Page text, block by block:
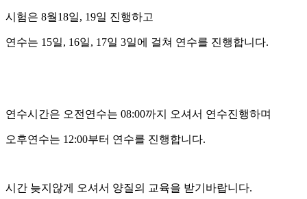
시험은 8월18일, 19일 진행하고
연수는 15일, 16일, 17일 3일에 걸쳐 연수를 진행합니다.
연수시간은 오전연수는 08:00까지 오셔서 연수진행하며
오후연수는 12:00부터 연수를 진행합니다.
시간 늦지않게 오셔서 양질의 교육을 받기바랍니다.